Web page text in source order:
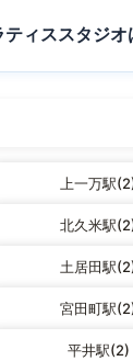
ィススタジオ
上一万駅
北久米駅
土居田駅
宮田町駅
平井駅(2)